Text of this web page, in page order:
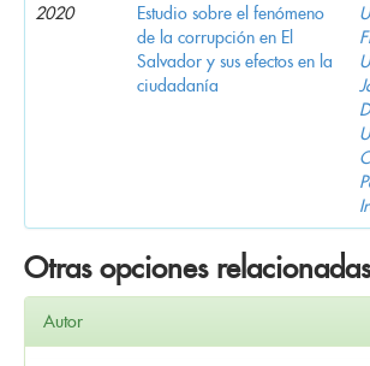
2020
Estudio sobre el fenómeno
de la corrupción en El
Salvador y sus efectos en la
ciudadanía
Otras opciones relacionadas
Autor